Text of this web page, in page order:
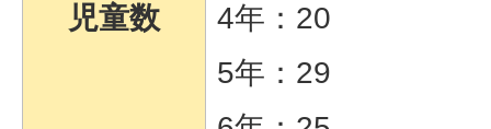
児童数
4年：20
5年：29